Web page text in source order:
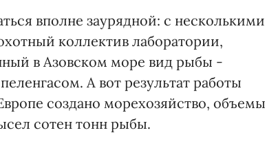
вполне заурядной: с несколькими
коллектив лаборатории,
в Азовском море вид рыбы -
А вот результат работы
создано морехозяйство, объемы
сотен тонн рыбы.